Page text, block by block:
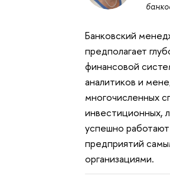
Банковский
предполагает
финансовой
аналитиков и
многочисленных
инвестиционных,
успешно
предприятий
организациями.